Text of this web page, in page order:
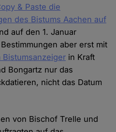
& Paste die
des Bistums Aachen auf
auf den 1. Januar
aber erst mit
in Kraft
Bongartz nur das
nicht das Datum
von Bischof Trelle und